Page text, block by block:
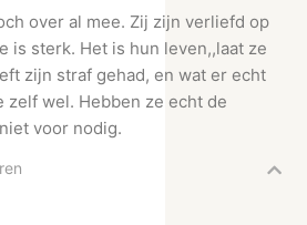
over al mee. Zij zijn verliefd op
is sterk. Het is hun leven,,laat ze
zijn straf gehad, en wat er echt
zelf wel. Hebben ze echt de
voor nodig.